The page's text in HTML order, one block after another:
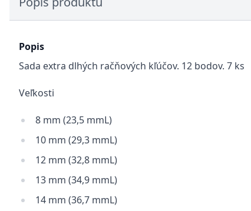
Popis
Sada extra dlhých račňových kľúčov. 12 bodov. 7 ks
Veľkosti
8 mm (23,5 mmL)
10 mm (29,3 mmL)
12 mm (32,8 mmL)
13 mm (34,9 mmL)
14 mm (36,7 mmL)